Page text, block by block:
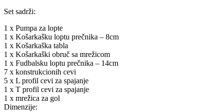
Set sadrži:
1 x Pumpa za lopte
1 x Košarkašku loptu prečnika – 8cm
1 x Košarkaška tabla
1 x Košarkaški obruč sa mrežicom
1 x Fudbalsku loptu prečnika – 14cm
7 x konstrukcionih cevi
5 x L profil cevi za spajanje
1 x T profil cevi za spajanje
1 x mrežica za gol
Dimenzije: